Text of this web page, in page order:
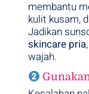
membantu
kulit kusam,
Jadikan
skincare pria
wajah.